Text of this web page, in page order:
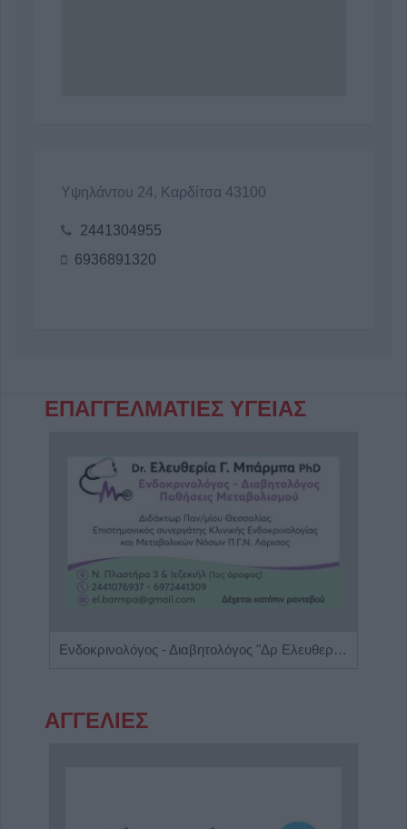
Υψηλάντου 24, Καρδίτσα 43100
2441304955
6936891320
ΕΠΑΓΓΕΛΜΑΤΙΕΣ ΥΓΕΙΑΣ
Ενδοκρινολόγος - Διαβητολόγος "Δρ Ελευθερία Γ. Μπάρμπα"
ΑΓΓΕΛΙΕΣ